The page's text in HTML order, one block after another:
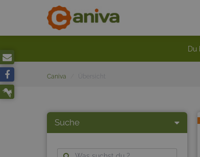
Du
Caniva
Suche